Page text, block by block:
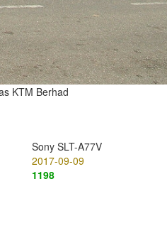
KTM Berhad
Sony SLT-A77V
2017-09-09
1198